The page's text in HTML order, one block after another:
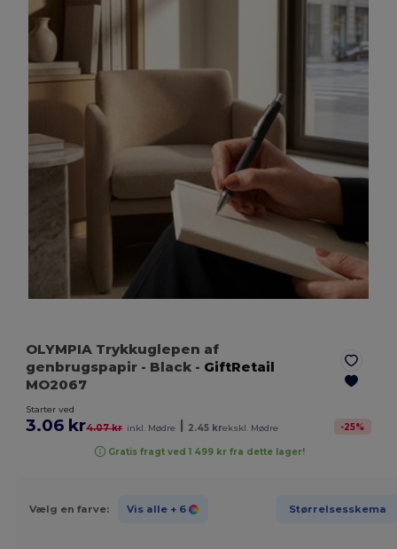
OLYMPIA Trykkuglepen af
genbrugspapir - Black - GiftRetail
MO2067
Starter ved
3.06 kr4.07 kr inkl. Mødre 2.45 krekskl. Mødre -25%
Gratis fragt ved 1 499 kr fra dette lager!
Vælg en farve: Vis alle + 6 Størrelsesskema